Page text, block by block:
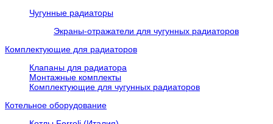
Чугунные радиаторы
Экраны-отражатели для чугунных радиаторов
Комплектующие для радиаторов
Клапаны для радиатора
Монтажные комплекты
Комплектующие для чугунных радиаторов
Котельное оборудование